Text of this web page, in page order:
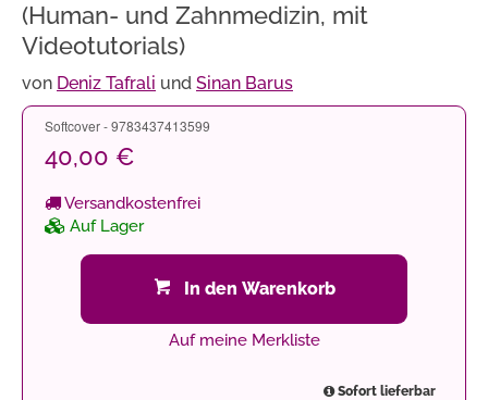
(Human- und Zahnmedizin, mit
Videotutorials)
von Deniz Tafrali und Sinan Barus
Softcover - 9783437413599
40,00 €
Versandkostenfrei
Auf Lager
In den Warenkorb
Auf meine Merkliste
Sofort lieferbar